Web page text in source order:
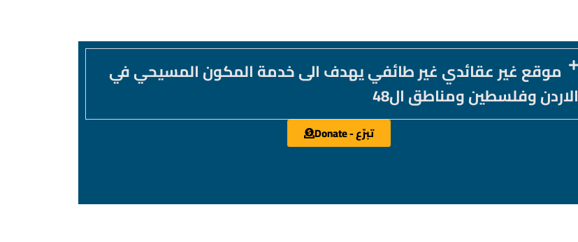
موقع غير عقائدي غير طائفي يهدف الى خدمة المكون المسيحي في
الاردن وفلسطين ومناطق ال48
تبرّع - Donate